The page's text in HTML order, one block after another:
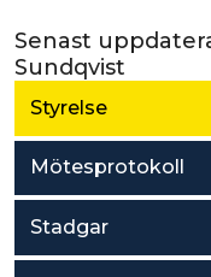
Styrelse
Mötesprotokoll
Stadgar
Senast
Sundqvist